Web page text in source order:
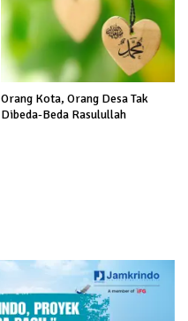
Orang Kota, Orang Desa Tak
Dibeda-Beda Rasulullah